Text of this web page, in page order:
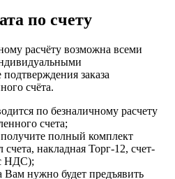
по счету
расчёту возможна всеми
заказа
счёта.
по безналичному расчету
счета;
полный комплект
накладная Торг-12, счет-
НДС);
Вам нужно будет предъявить